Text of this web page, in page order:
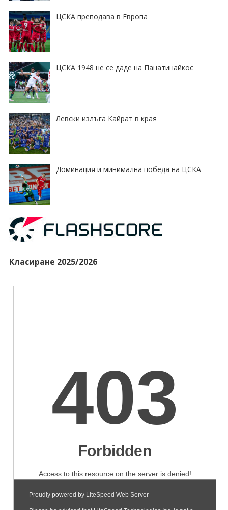
ЦСКА преподава в Европа
ЦСКА 1948 не се даде на Панатинайкос
Левски излъга Кайрат в края
Доминация и минимална победа на ЦСКА
Класиране 2025/2026